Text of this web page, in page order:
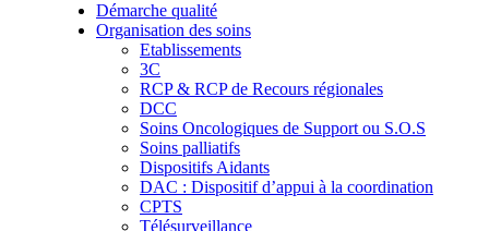
Démarche qualité
Organisation des soins
Etablissements
3C
RCP & RCP de Recours régionales
DCC
Soins Oncologiques de Support ou S.O.S
Soins palliatifs
Dispositifs Aidants
DAC : Dispositif d’appui à la coordination
CPTS
Télésurveillance